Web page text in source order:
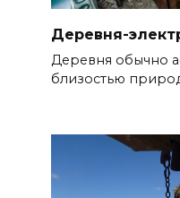
Деревня-
Деревня обычно
близостью